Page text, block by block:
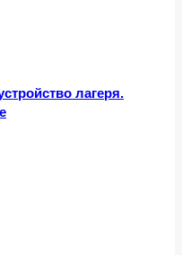
лагеря.